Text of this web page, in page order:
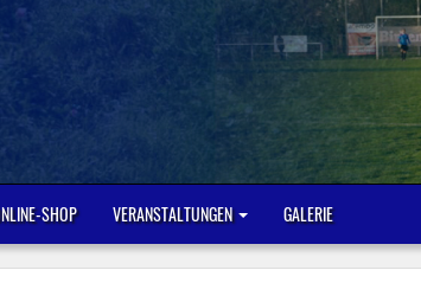
SHOP VERANSTALTUNGEN GALERIE